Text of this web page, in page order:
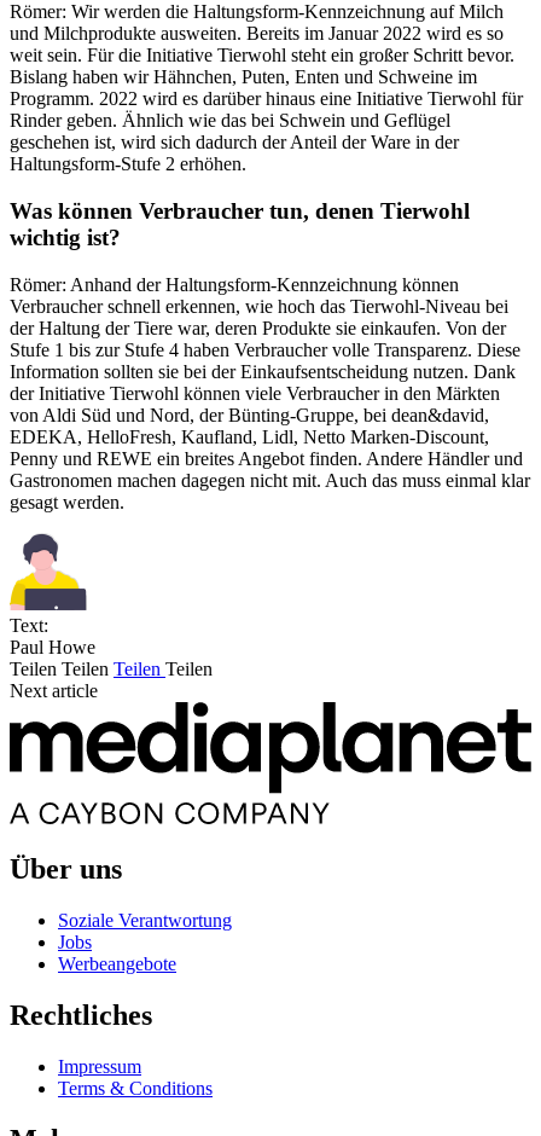
Römer: Wir werden die Haltungsform-Kennzeichnung auf Milch
und Milchprodukte ausweiten. Bereits im Januar 2022 wird es so
weit sein. Für die Initiative Tierwohl steht ein großer Schritt bevor.
Bislang haben wir Hähnchen, Puten, Enten und Schweine im
Programm. 2022 wird es darüber hinaus eine Initiative Tierwohl für
Rinder geben. Ähnlich wie das bei Schwein und Geflügel
geschehen ist, wird sich dadurch der Anteil der Ware in der
Haltungsform-Stufe 2 erhöhen.
Was können Verbraucher tun, denen Tierwohl
wichtig ist?
Römer: Anhand der Haltungsform-Kennzeichnung können
Verbraucher schnell erkennen, wie hoch das Tierwohl-Niveau bei
der Haltung der Tiere war, deren Produkte sie einkaufen. Von der
Stufe 1 bis zur Stufe 4 haben Verbraucher volle Transparenz. Diese
Information sollten sie bei der Einkaufsentscheidung nutzen. Dank
der Initiative Tierwohl können viele Verbraucher in den Märkten
von Aldi Süd und Nord, der Bünting-Gruppe, bei dean&david,
EDEKA, HelloFresh, Kaufland, Lidl, Netto Marken-Discount,
Penny und REWE ein breites Angebot finden. Andere Händler und
Gastronomen machen dagegen nicht mit. Auch das muss einmal klar
gesagt werden.
Text:
Paul Howe
Teilen Teilen Teilen Teilen
Next article
Über uns
Soziale Verantwortung
Jobs
Werbeangebote
Rechtliches
Impressum
Terms & Conditions